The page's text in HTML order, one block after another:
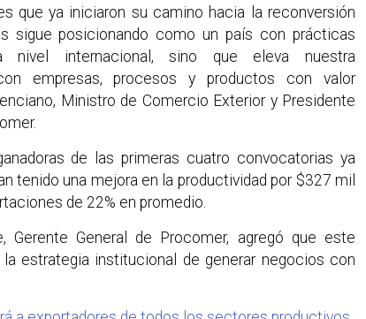
que ya iniciaron su camino hacia la reconversión
sigue posicionando como un país con prácticas
nivel internacional, sino que eleva nuestra
empresas, procesos y productos con valor
Ministro de Comercio Exterior y Presidente
de las primeras cuatro convocatorias ya
tenido una mejora en la productividad por $327 mil
de 22% en promedio.
Gerente General de Procomer, agregó que este
estrategia institucional de generar negocios con